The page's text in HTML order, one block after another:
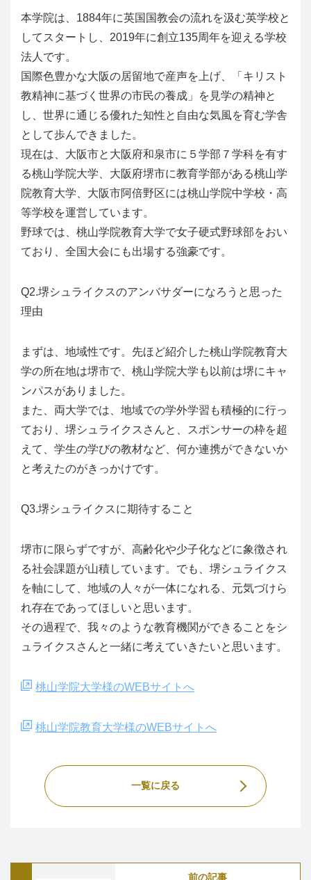
本学院は、1884年に英国国教会の流れを汲む英学校と
してスタートし、2019年に創立135周年を迎える学校
法人です。
国際色豊かな大阪の居留地で産声を上げ、「キリスト
教精神に基づく世界の市民の養成」を見学の精神と
し、世界に通じる優れた知性と自由な気風を育む学舎
として歩んできました。
現在は、大阪市と大阪府和泉市に５学部７学科を有す
る桃山学院大学、大阪府堺市に教育学部がある桃山学
院教育大学、大阪市阿倍野区には桃山学院中学校・高
等学校を運営しています。
野球では、桃山学院教育大学で女子硬式野球部をおい
ており、全国大会にも出場する強豪です。
Q2.堺シュライクスのアンバサダーになろうと思った
理由
まずは、地域性です。先ほど紹介した桃山学院教育大
学の所在地は堺市で、桃山学院大学も以前は堺にキャ
ンパスがありました。
また、両大学では、地域での学外学習も積極的に行っ
ており、堺シュライクスさんと、スポンサーの枠を超
えて、学生の学びの教材など、何か連携ができないか
と考えたのがきっかけです。
Q3.堺シュライクスに期待すること
堺市に限らずですが、高齢化や少子化などに象徴され
る社会課題が山積しています。でも、堺シュライクス
を軸にして、地域の人々が一体になれる、元気づけら
れ存在であってほしいと思います。
その過程で、我々のような教育機関ができることをシ
ュライクスさんと一緒に考えていきたいと思います。
桃山学院大学様のWEBサイトへ
桃山学院教育大学様のWEBサイトへ
一覧に戻る
前の記事